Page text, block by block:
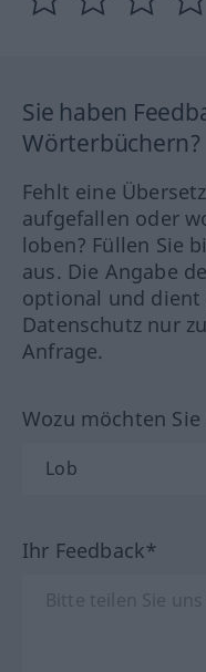
Sie haben
Wörterbüchern?
Fehlt eine
aufgefallen oder
loben? Füllen Sie
aus. Die Angabe
optional und dient
Datenschutz nur
Anfrage.
Wozu möchten
Ihr Feedback*